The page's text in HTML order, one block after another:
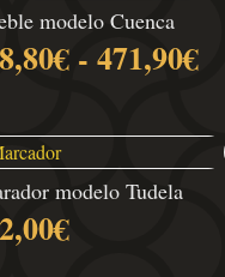
modelo Cuenca
€ - 471,90€
modelo Tudela
€